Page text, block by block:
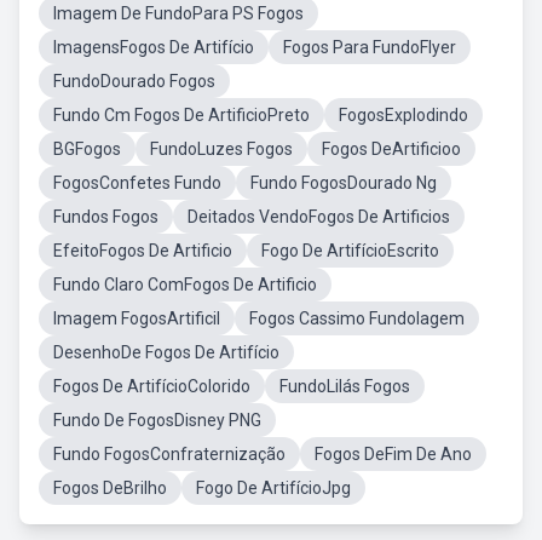
Imagem De FundoPara PS Fogos
ImagensFogos De Artifício
Fogos Para FundoFlyer
FundoDourado Fogos
Fundo Cm Fogos De ArtificioPreto
FogosExplodindo
BGFogos
FundoLuzes Fogos
Fogos DeArtificioo
FogosConfetes Fundo
Fundo FogosDourado Ng
Fundos Fogos
Deitados VendoFogos De Artificios
EfeitoFogos De Artificio
Fogo De ArtifícioEscrito
Fundo Claro ComFogos De Artificio
Imagem FogosArtificil
Fogos Cassimo FundoIagem
DesenhoDe Fogos De Artifício
Fogos De ArtifícioColorido
FundoLilás Fogos
Fundo De FogosDisney PNG
Fundo FogosConfraternização
Fogos DeFim De Ano
Fogos DeBrilho
Fogo De ArtifícioJpg